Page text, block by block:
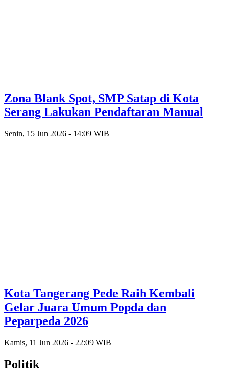
Zona Blank Spot, SMP Satap di Kota
Serang Lakukan Pendaftaran Manual
Senin, 15 Jun 2026 - 14:09 WIB
Kota Tangerang Pede Raih Kembali
Gelar Juara Umum Popda dan
Peparpeda 2026
Kamis, 11 Jun 2026 - 22:09 WIB
Politik